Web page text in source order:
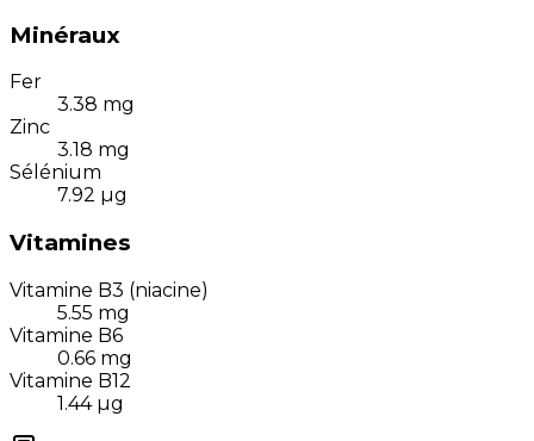
Minéraux
Fer
3.38 mg
Zinc
3.18 mg
Sélénium
7.92 µg
Vitamines
Vitamine B3 (niacine)
5.55 mg
Vitamine B6
0.66 mg
Vitamine B12
1.44 µg